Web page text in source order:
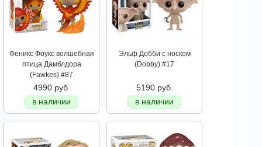
Феникс Фоукс волшебная
птица Дамблдора
(Fawkes) #87
4990 руб.
в наличии
Эльф Добби с носком
(Dobby) #17
5190 руб.
в наличии